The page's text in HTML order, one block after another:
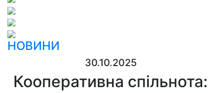
НОВИНИ
30.10.2025
Кооперативна спільнота: